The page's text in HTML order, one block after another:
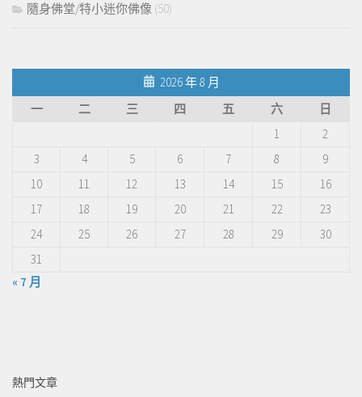
隨身佛堂/特小迷你佛像 (50)
2026 年 8 月
一
二 三 四 五 六
日
1
2
3
4 5 6 7 8
9
10
11 12 13 14 15
16
17
18 19 20 21 22
23
24
25 26 27 28 29
30
31
« 7 月
熱門文章